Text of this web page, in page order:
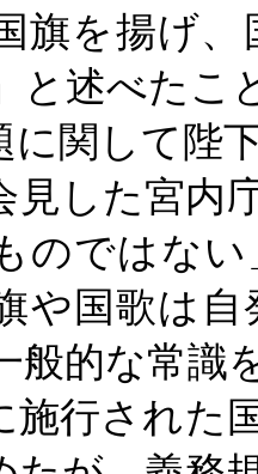
旗を揚げ
と述べたこ
関して陛
した宮内
のではな
や国歌は
般的な常識
行された